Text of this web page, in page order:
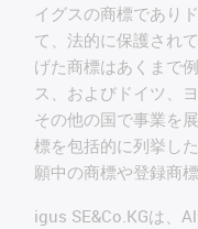
イグスの商標であり
て、法的に保護され
げた商標はあくまで
ス、およびドイツ、
その他の国で事業を
標を包括的に列挙し
願中の商標や登録商標
igus SE&Co.KGは、